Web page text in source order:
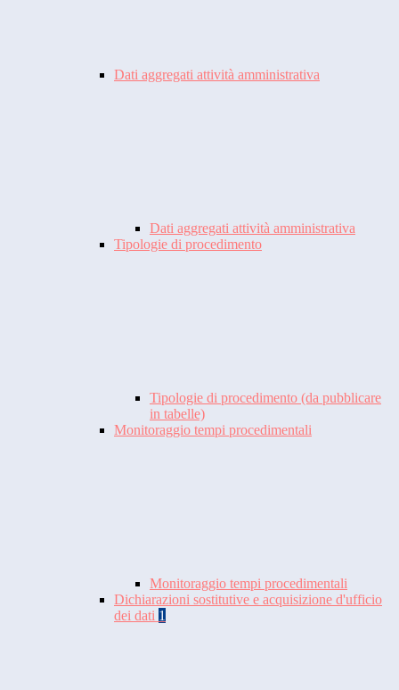
Dati aggregati attività amministrativa
Dati aggregati attività amministrativa
Tipologie di procedimento
Tipologie di procedimento (da pubblicare
in tabelle)
Monitoraggio tempi procedimentali
Monitoraggio tempi procedimentali
Dichiarazioni sostitutive e acquisizione d'ufficio
dei dati 1